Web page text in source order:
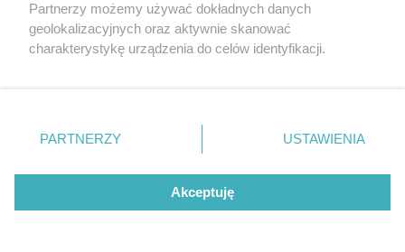
Beach Ball Radom 2026 - turniej
główny (zdjęcia)
Partnerzy możemy używać dokładnych danych
geolokalizacyjnych oraz aktywnie skanować
charakterystykę urządzenia do celów identyfikacji.
zmienić/wycofać klikając przycisk ustawień prywatności
znajdujący się w lewym dolnym rogu strony
. Niektóre
użytkownika, ale masz prawo sprzeciwić się takiemu
przetwarzaniu. Preferencje będą miały zastosowania tylko
PARTNERZY USTAWIENIA
Akceptuję